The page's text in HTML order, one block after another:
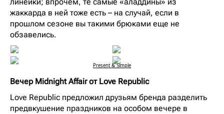
жаккарда в ней тоже есть – на случай, если в
прошлом сезоне вы такими брюками еще не
обзавелись.
Present & Simple
Вечер Midnight Affair от Love Republic
Love Republic предложил друзьям бренда разделить
предвкушение праздников на особом вечере в